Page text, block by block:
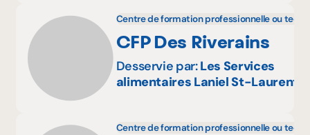
Centre de formation professionnelle ou
CFP Des Riverains
Desservie par:Les Services
alimentaires Laniel St-Laurent
Centre de formation professionnelle ou